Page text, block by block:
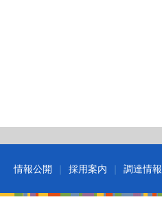
情報公開 採用案内 調達情報